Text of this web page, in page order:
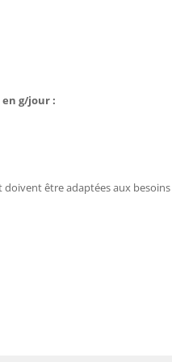
g/jour :
être adaptées aux